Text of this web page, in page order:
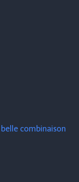
combinaison